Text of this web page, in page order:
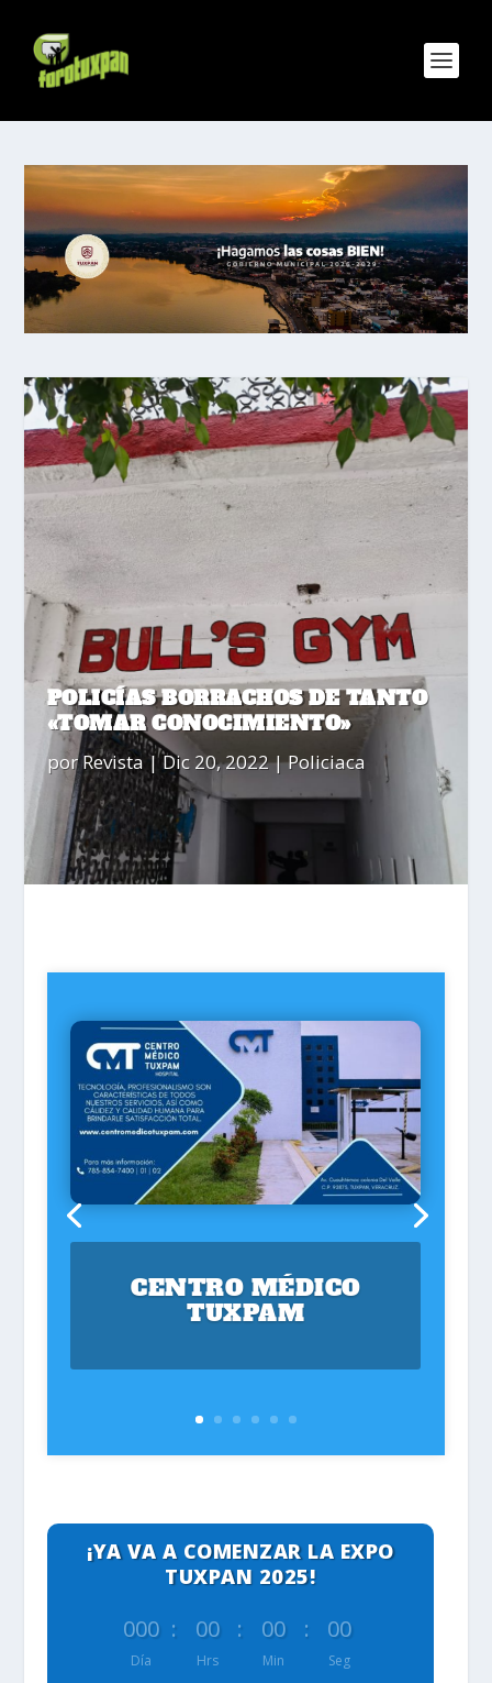
POLICÍAS BORRACHOS DE TANTO
«TOMAR CONOCIMIENTO»
porRevista|Dic 20, 2022|Policiaca
CENTRO MÉDICO
TUXPAM
¡YA VA A COMENZAR LA EXPO
TUXPAN 2025!
000
Día
: 00
Hrs
: 00
Min
: 00
Seg